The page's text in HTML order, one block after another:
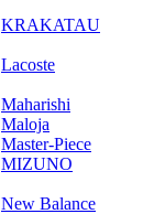
KRAKATAU
Lacoste
Maharishi
Maloja
Master-Piece
MIZUNO
New Balance